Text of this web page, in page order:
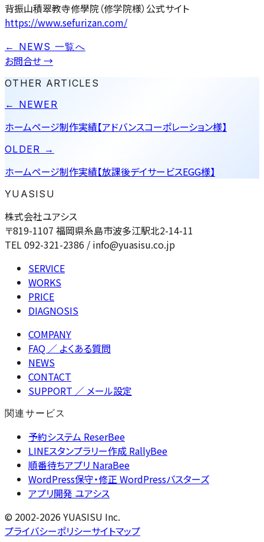
背振山積翠教寺修學院（修学院様）公式サイト
https://www.sefurizan.com/
← NEWS 一覧へ
お問合せ→
OTHER ARTICLES
← NEWER
ホームページ制作実績【アドバンスコーポレーション様】
OLDER →
ホームページ制作実績【放課後デイサービスEGG様】
YUASISU
株式会社ユアシス
〒819-1107 福岡県糸島市波多江駅北2-14-11
TEL 092-321-2386 / info@yuasisu.co.jp
SERVICE
WORKS
PRICE
DIAGNOSIS
COMPANY
FAQ ／ よくある質問
NEWS
CONTACT
SUPPORT ／ メール設定
関連サービス
予約システム ReserBee
LINEスタンプラリー作成 RallyBee
順番待ちアプリ NaraBee
WordPress保守・修正 WordPressバスターズ
アプリ開発 ユアシス
© 2002-2026 YUASISU Inc.
プライバシーポリシーサイトマップ